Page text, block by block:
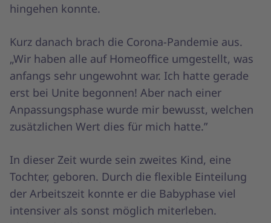
hingehen konnte.
Kurz danach brach die Corona-Pandemie aus.
„Wir haben alle auf Homeoffice umgestellt, was
anfangs sehr ungewohnt war. Ich hatte gerade
erst bei Unite begonnen! Aber nach einer
Anpassungsphase wurde mir bewusst, welchen
zusätzlichen Wert dies für mich hatte.”
In dieser Zeit wurde sein zweites Kind, eine
Tochter, geboren. Durch die flexible Einteilung
der Arbeitszeit konnte er die Babyphase viel
intensiver als sonst möglich miterleben.